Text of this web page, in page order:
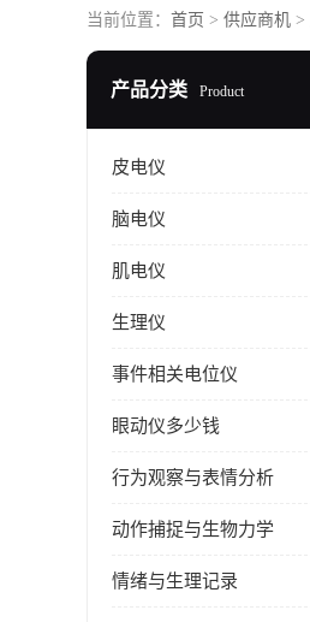
当前位置： 首页 > 供应商机 >
产品分类 Product
皮电仪
脑电仪
肌电仪
生理仪
事件相关电位仪
眼动仪多少钱
行为观察与表情分析
动作捕捉与生物力学
情绪与生理记录